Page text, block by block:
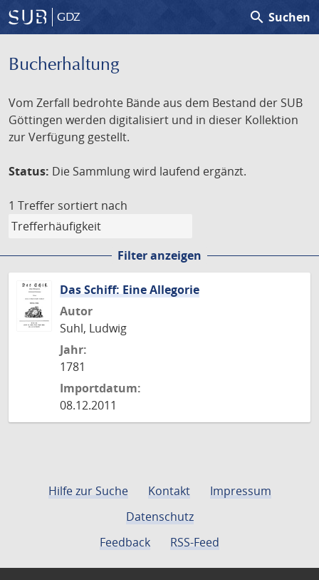
GDZ search Suchen
Bucherhaltung
Vom Zerfall bedrohte Bände aus dem Bestand der SUB
Göttingen werden digitalisiert und in dieser Kollektion
zur Verfügung gestellt.
Status: Die Sammlung wird laufend ergänzt.
1 Treffer sortiert nach
Filter anzeigen
Das Schiff: Eine Allegorie
Autor
Suhl, Ludwig
Jahr:
1781
Importdatum:
08.12.2011
Hilfe zur Suche Kontakt
Impressum
Datenschutz
Feedback
RSS-Feed